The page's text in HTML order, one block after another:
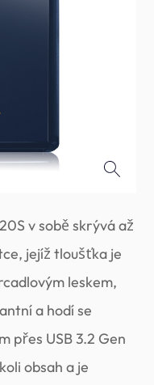
v sobě skrývá až
jejíž tloušťka je
leskem,
a hodí se
přes USB 3.2 Gen
obsah a je